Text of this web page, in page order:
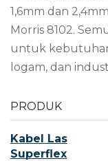
1,6mm dan
Morris 8102.
untuk
logam, dan
PRODUK
Kabel Las
Superflex